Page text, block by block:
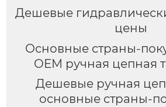
Дешевые
цены
Основные страны-
OEM ручная цепная
Дешевые ручная
основные страны-